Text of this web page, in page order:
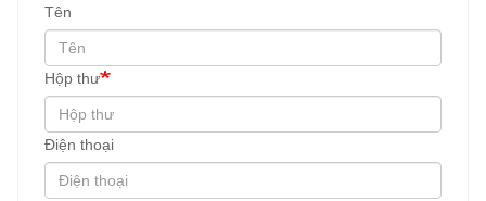
Tên
Hộp thư
Điện thoại